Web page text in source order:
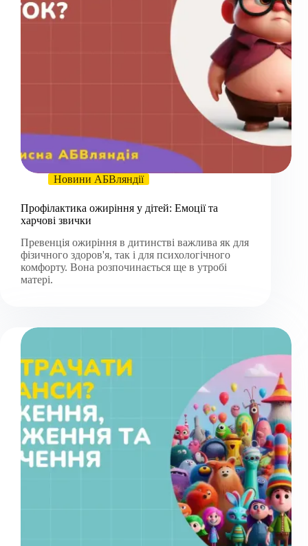
Новини АБВляндії
Профілактика ожиріння у дітей: Емоції та
харчові звички
Превенція ожиріння в дитинстві важлива як для
фізичного здоров'я, так і для психологічного
комфорту. Вона розпочинається ще в утробі
матері.